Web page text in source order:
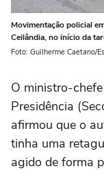
Movimentação policial
Ceilândia, no início da
Foto: Guilherme Caetano/
O ministro-
Presidência
afirmou que o
tinha uma
agido de forma